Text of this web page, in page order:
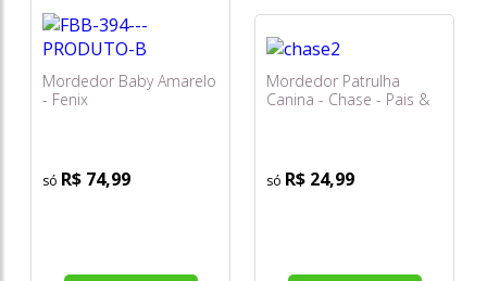
Mordedor Baby Amarelo
- Fenix
R$ 74,99
Mordedor Patrulha
Canina - Chase - Pais &
R$ 24,99